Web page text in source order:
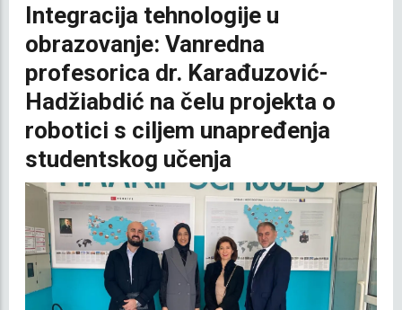
Integracija tehnologije u
obrazovanje: Vanredna
profesorica dr. Karađuzović-
Hadžiabdić na čelu projekta o
robotici s ciljem unapređenja
studentskog učenja